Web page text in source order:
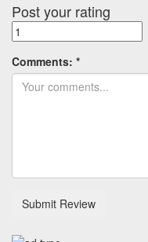
Post your rating
Comments: *